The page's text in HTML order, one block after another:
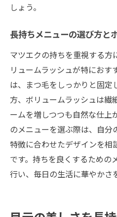
しょう。
長持ちメニューの選び方と
マツエクの持ちを重視する方
リュームラッシュが特におす
は、まつ毛をしっかりと固定
方、ボリュームラッシュは繊
ームを増しつつも自然な仕上
のメニューを選ぶ際は、自
特徴に合わせたデザインを相
です。持ちを良くするための
行い、毎日の生活に華やかさ